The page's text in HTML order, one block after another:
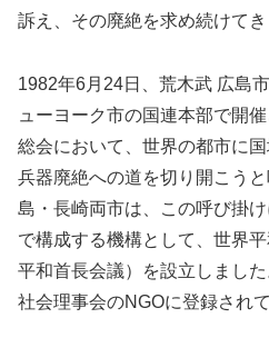
訴え、その廃絶を求め続けてき
1982年6月24日、荒木武 広島
ューヨーク市の国連本部で開
総会において、世界の都市に
兵器廃絶への道を切り開こう
島・長崎両市は、この呼び掛
で構成する機構として、世界
平和首長会議）を設立しまし
社会理事会のNGOに登録されて